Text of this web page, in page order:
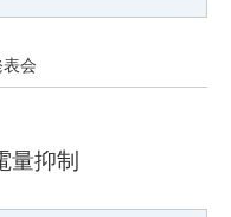
会
量抑制